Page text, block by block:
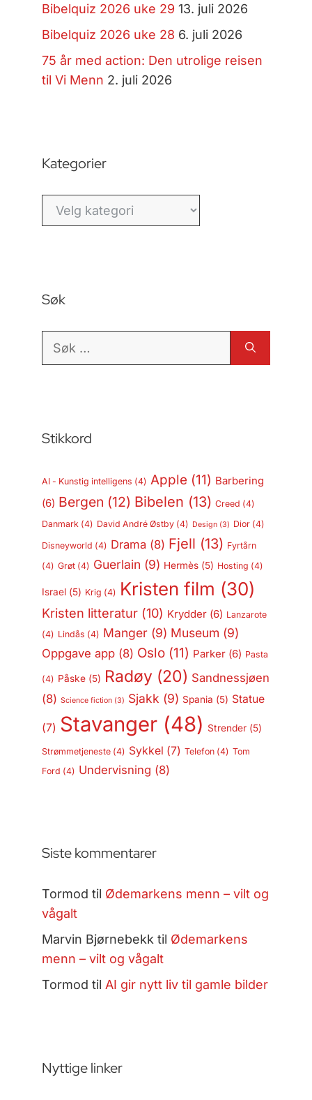
Bibelquiz 2026 uke 29 13. juli 2026
Bibelquiz 2026 uke 28 6. juli 2026
75 år med action: Den utrolige reisen
til Vi Menn 2. juli 2026
Kategorier
Kategorier
Søk
Søk
Stikkord
AI - Kunstig intelligens (4) Apple (11) Barbering
(6) Bergen (12) Bibelen (13) Creed (4)
Danmark (4) David André Østby(4) Design(3) Dior(4)
Disneyworld (4) Drama (8) Fjell (13) Fyrtårn
(4) Grøt(4) Guerlain (9) Hermès(5) Hosting (4)
Israel(5) Krig (4) Kristen film (30)
Kristen litteratur(10) Krydder(6) Lanzarote
(4) Lindås (4) Manger(9) Museum (9)
Oppgave app(8) Oslo(11) Parker(6) Pasta
(4) Påske(5) Radøy(20) Sandnessjøen
(8) Science fiction(3) Sjakk (9) Spania (5) Statue
(7) Stavanger(48) Strender(5)
Strømmetjeneste(4) Sykkel (7) Telefon(4) Tom
Ford (4) Undervisning (8)
Siste kommentarer
Tormod til Ødemarkens menn – vilt og
vågalt
Marvin Bjørnebekk til Ødemarkens
menn – vilt og vågalt
Tormod til AI gir nytt liv til gamle bilder
Nyttige linker